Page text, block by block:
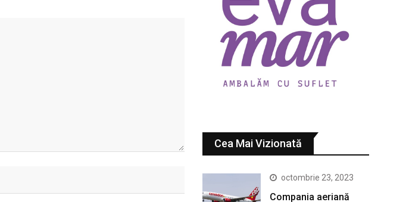
Cea Mai Vizionată
octombrie 23, 2023
Compania aeriană